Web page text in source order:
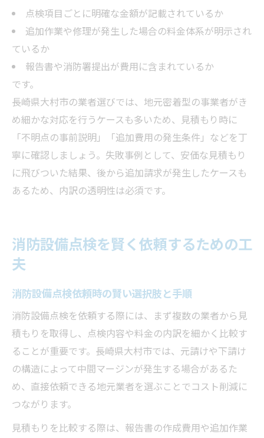
点検項目ごとに明確な金額が記載されているか
追加作業や修理が発生した場合の料金体系が明示され
ているか
報告書や消防署提出が費用に含まれているか
です。
長崎県大村市の業者選びでは、地元密着型の事業者がき
め細かな対応を行うケースも多いため、見積もり時に
「不明点の事前説明」「追加費用の発生条件」などを丁
寧に確認しましょう。失敗事例として、安価な見積もり
に飛びついた結果、後から追加請求が発生したケースも
あるため、内訳の透明性は必須です。
消防設備点検を賢く依頼するための工
夫
消防設備点検依頼時の賢い選択肢と手順
消防設備点検を依頼する際には、まず複数の業者から見
積もりを取得し、点検内容や料金の内訳を細かく比較す
ることが重要です。長崎県大村市では、元請けや下請け
の構造によって中間マージンが発生する場合があるた
め、直接依頼できる地元業者を選ぶことでコスト削減に
つながります。
見積もりを比較する際は、報告書の作成費用や追加作業